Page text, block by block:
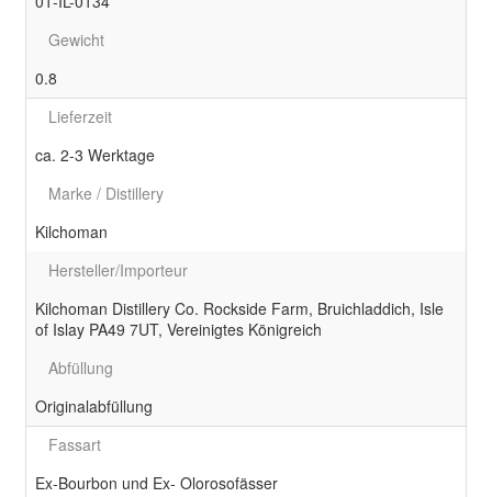
Gewicht
0.8
Lieferzeit
ca. 2-3 Werktage
Marke / Distillery
Kilchoman
Hersteller/Importeur
Kilchoman Distillery Co. Rockside Farm, Bruichladdich, Isle
of Islay PA49 7UT, Vereinigtes Königreich
Abfüllung
Originalabfüllung
Fassart
Ex-Bourbon und Ex- Olorosofässer